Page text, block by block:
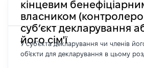
кінцевим
власником
суб’єкт декларування
його сім'ї
У суб'єкта декларування чи членів його
об'єкти для декларування в цьому